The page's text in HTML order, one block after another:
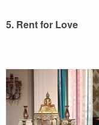
5. Rent for Love